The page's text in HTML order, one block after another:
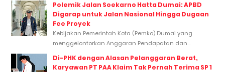
Polemik Jalan Soekarno Hatta Dumai: APBD
Digarap untuk Jalan Nasional Hingga Dugaan
Fee Proyek
Kebijakan Pemerintah Kota (Pemko) Dumai yang
menggelontorkan Anggaran Pendapatan dan...
Di-PHK dengan Alasan Pelanggaran Berat,
Karyawan PT PAA Klaim Tak Pernah Terima SP 1